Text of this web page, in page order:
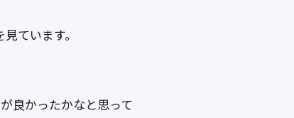
ています。
良かったかなと思って